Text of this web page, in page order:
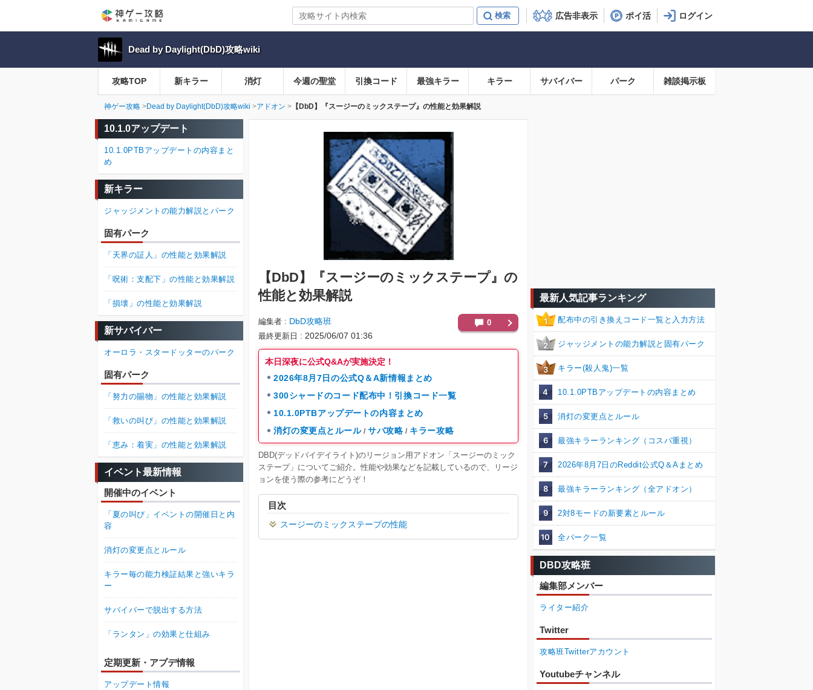
広告非表示 ポイ活
Dead by Daylight(DbD)攻略wiki
攻略TOP 新キラー 消灯 今週の聖堂 引換コード 最強キラー キラー サバイバー パーク 雑談掲示板
神ゲー攻略 Dead by Daylight(DbD)攻略wiki アドオン 【DbD】『スージーのミックステープ』の性能と効果解説
【DbD】
『スージーのミックステープ』の
性能と効果解説
編集者 DbD攻略班
最終更新日 2025/06/07 01:36
0
本日深夜に公式Q&Aが実施決定！
2026年8月7日の公式Q＆A新情報まとめ
300シャードのコード配布中！引換コード一覧
10.1.0PTBアップデートの内容まとめ
消灯の変更点とルール / サバ攻略 / キラー攻略
DBD(デッドバイデイライト)のリージョン用アドオン「スージーのミック
ステープ」についてご紹介。性能や効果などを記載しているので、リージ
ョンを使う際の参考にどうぞ！
目次
スージーのミックステープの性能
最新人気記事ランキング
1 配布中の引き換えコード一覧と入力方法
2 ジャッジメントの能力解説と固有パーク
3 キラー(殺人鬼)一覧
4 10.1.0PTBアップデートの内容まとめ
5 消灯の変更点とルール
6 最強キラーランキング（コスパ重視）
7 2026年8月7日のReddit公式Q＆Aまとめ
8 最強キラーランキング（全アドオン）
9 2対8モードの新要素とルール
10 全パーク一覧
DBD攻略班
編集部メンバー
ライター紹介
Twitter
攻略班Twitterアカウント
Youtubeチャンネル
10.1.0アップデート
10.1.0PTBアップデートの内容まと
め
新キラー
ジャッジメントの能力解説とパーク
固有パーク
「天界の証人」の性能と効果解説
「呪術：支配下」の性能と効果解説
「損壊」の性能と効果解説
新サバイバー
オーロラ・スタードッターのパーク
固有パーク
「努力の賜物」の性能と効果解説
「救いの叫び」の性能と効果解説
「恵み：着実」の性能と効果解説
イベント最新情報
開催中のイベント
「夏の叫び」イベントの開催日と内
容
消灯の変更点とルール
キラー毎の能力検証結果と強いキラ
ー
サバイバーで脱出する方法
「ランタン」の効果と仕組み
定期更新・アプデ情報
アップデート情報